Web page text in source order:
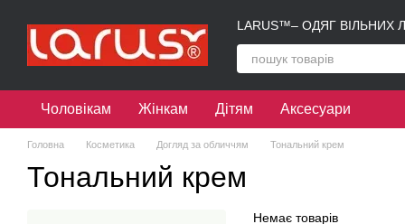
LARUS™– ОДЯГ ВІЛЬНИХ
Чоловікам Жінкам Дітям Аксесуари
Головна Косметика Догляд за обличчям Тональний крем
Тональний крем
Немає товарів